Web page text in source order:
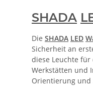
SHADA
Die SHADA LED
Sicherheit an
diese Leuchte
Werkstätten und
Orientierung und